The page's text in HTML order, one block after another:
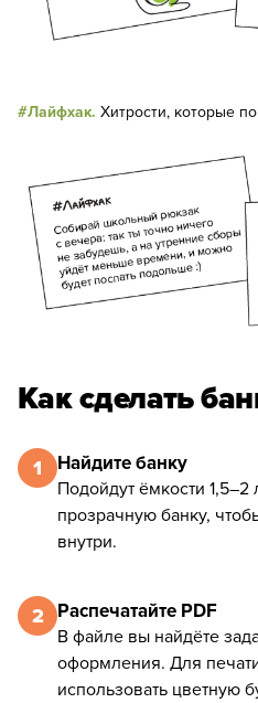
#Лайфхак. Хитрости, которые
Как сделать
1 Найдите банку
Подойдут ёмкости
прозрачную банку,
внутри.
2 Распечатайте PDF
В файле вы найдёте
оформления. Для
использовать цветную